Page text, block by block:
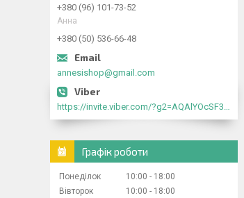
+380 (96) 101-73-52
Анна
+380 (50) 536-66-48
annesishop@gmail.com
https://invite.viber.com/?g2=AQAlYOcSF30rb0kdJdojYDWtk4sNE5eWPg2Om5jJmRlpJwnTwfwnCzMMxer2vioZ"
Графік роботи
Понеділок 10:00
18:00
Вівторок
10:00 18:00